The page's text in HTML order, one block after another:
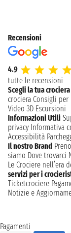
Recensioni
4.9
tutte le recensioni
Scegli la tua crociera
crociera Consigli per
Video 3D Escursioni
Informazioni Utili
privacy Informativa
Accessibilità
Il nostro Brand
siamo Dove trovarci
Le Crociere nell’era
servizi per i
Ticketcrociere
Notizie e
Pagamenti